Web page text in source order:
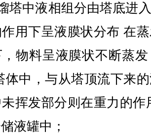
塔中液相组分由塔底进
用下呈液膜状分布 在
物料呈液膜状不断蒸
体中，与从塔顶流下来
挥发部分则在重力的
液罐中；